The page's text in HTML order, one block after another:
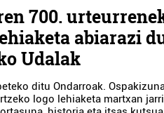
700.
abiarazi
Udalak
ditu Ondarroak.
logo lehiaketa martxan